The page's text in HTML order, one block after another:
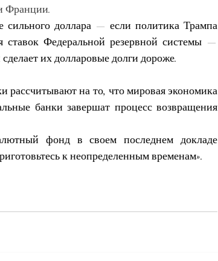
Франции.
сильного доллара — если политика Трампа
Федеральной резервной системы —
их долларовые долги дороже.
на то, что мировая экономика
банки завершат процесс возвращения
фонд в своем последнем докладе
к неопределенным временам».